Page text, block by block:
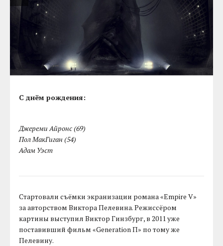
С днём рождения:
Джереми Айронс (69)
Пол МакГиган (54)
Адам Уэст
Стартовали съёмки экранизации романа «Empire V»
за авторством Виктора Пелевина. Режиссёром
картины выступил Виктор Гинзбург, в 2011 уже
поставивший фильм «Generation П» по тому же
Пелевину.